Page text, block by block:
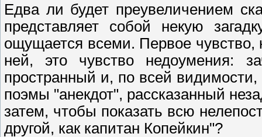
Едва ли будет преувеличением
представляет собой некую
ощущается всеми. Первое чувство,
ней, это чувство недоумения:
пространный и, по всей
поэмы "анекдот", рассказанный
затем, чтобы показать всю
другой, как капитан Копейкин"?